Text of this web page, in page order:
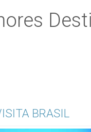
BRASIL